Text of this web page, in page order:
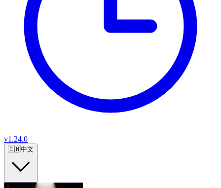
v1.24.0
🇨🇳中文